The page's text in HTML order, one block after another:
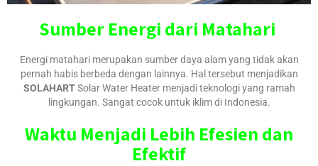
Sumber Energi dari Matahari
Energi matahari merupakan sumber daya alam yang tidak akan
pernah habis berbeda dengan lainnya. Hal tersebut menjadikan
SOLAHARTSolar Water Heater menjadi teknologi yang ramah
lingkungan. Sangat cocok untuk iklim di Indonesia.
Waktu Menjadi Lebih Efesien dan
Efektif